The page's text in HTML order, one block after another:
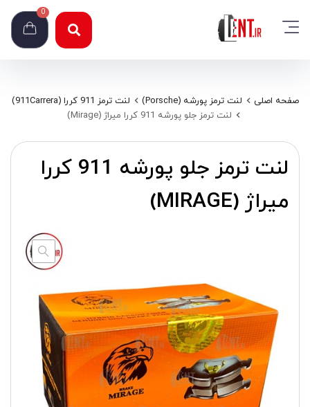
0
صفحه اصلی لنت ترمز پورشه (Porsche)
لنت ترمز 911 کررا (911Carrera)
لنت ترمز جلو پورشه 911 کررا میراژ (Mirage)
لنت ترمز جلو پورشه 911 کررا
میراژ (MIRAGE)